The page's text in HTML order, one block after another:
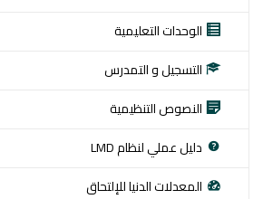
الوحدات التعليمية
التسجيل و التمدرس
النصوص التنظيمية
دليل عملي لنظام LMD
المعدلات الدنيا للإلتحاق